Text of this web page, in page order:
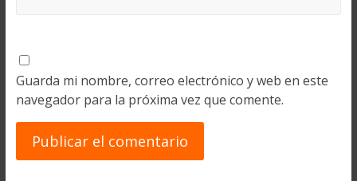
Guarda mi nombre, correo electrónico y web en este
navegador para la próxima vez que comente.